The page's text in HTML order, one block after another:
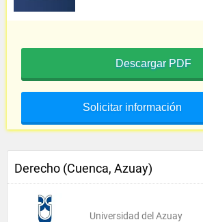
Descargar PDF
Solicitar información
Derecho (Cuenca, Azuay)
Universidad del Azuay